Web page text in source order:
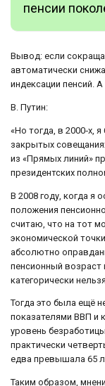
пенсии
Вывод: если
автоматически
индексации пенсий.
В. Путин:
«Но тогда, в 2000‑х,
закрытых
из «Прямых линий»
президентских
В 2008 году, когда я
положения
считаю, что на тот
экономической
абсолютно
пенсионный возраст
категорически
Тогда это была ещё
показателями ВВП и
уровень
практически
едва превышала 65
Таким образом,